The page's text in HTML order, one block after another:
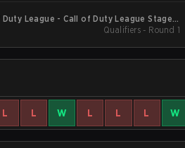
League - Call of Duty League Stage 2
Major Qualifiers
Qualifiers - Round 1
L L W L L L W